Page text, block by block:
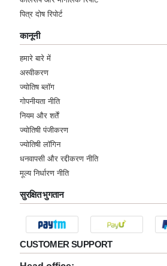
R
S
S ★★★★★
Wednesday, 14 June 2023
S ★★★★★
Wednesday, 14 June 2023
पित्र दोष रिपोर्ट
कानूनी
हमारे बारे में
अस्वीकरण
ज्योतिष ब्लॉग
गोपनीयता नीति
नियम और शर्तें
ज्योतिषी पंजीकरण
ज्योतिषी लॉगिन
धनवापसी और रद्दीकरण नीति
मूल्य निर्धारण नीति
सुरक्षित भुगतान
CUSTOMER SUPPORT